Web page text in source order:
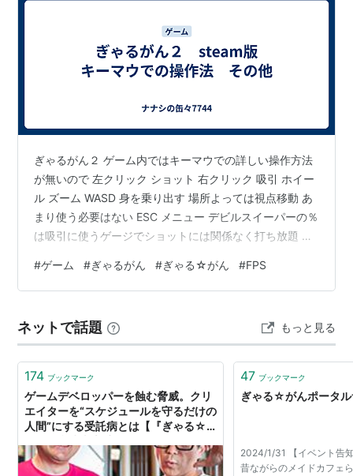
新要素が追加されている。
主要キャスト
寺本來可
火吹晶：内村史子
桜咲薫子： 内田真礼
兎野葵：山本希望
ぱたこ： 田村ゆかり
黒田ミコ：中原麻衣
黒田マコ：植田佳奈
黒田リコ：高橋美佳子
えころ：堀江由衣
春野つぼみ：椎名へきる
二ノ宮静香：藤田咲
島原京香：巽悠衣子
だぶるぴーすに登場
神園しのぶ：上間江望
ぎゃるがん２ ゲーム内ではキーマウでの詳しい操作方法
が無いので 左クリック ショット 右クリック 吸引 ホイー
ル ズーム WASD 身を乗り出す 場所よっては視点移動 あ
まり使う必要はない ESC メニュー デビルスイーパーの％
は吸引に使うゲージでショットには関係なく打ち放題 教
ューが開く ノルマ達成をがんばろうと言われるが クリア
にスコアは関係ない 適当にやってもクリアできるので緩
#ゲーム #ぎゃるがん #ぎゃる☆がん #FPS
ネットで話題 もっと見る
174 ブックマーク
ゲームデベロッパーを蝕む脅威。クリ
エイターを“スケジュールを守るだけの
人間”にする受託病とは【『ぎゃる☆
Life』SWERY氏】
47 ブックマーク
ぎゃる☆がんポータ
2024/1/31 【イベント告
昔ながらのメイドカフェ